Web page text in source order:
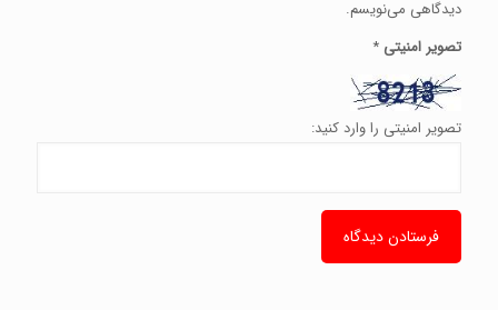
دیدگاهی می‌نویسم.
تصویر امنیتی *
تصویر امنیتی را وارد کنید: